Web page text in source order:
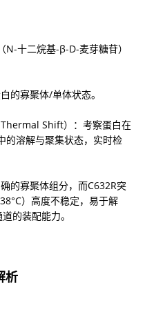
十二烷基-β-D-麦芽糖苷）
的寡聚体/单体状态。
Shift）：考察蛋白在
的溶解与聚集状态，实时检
的寡聚体组分，而C632R突
）高度不稳定，易于解
的装配能力。
析